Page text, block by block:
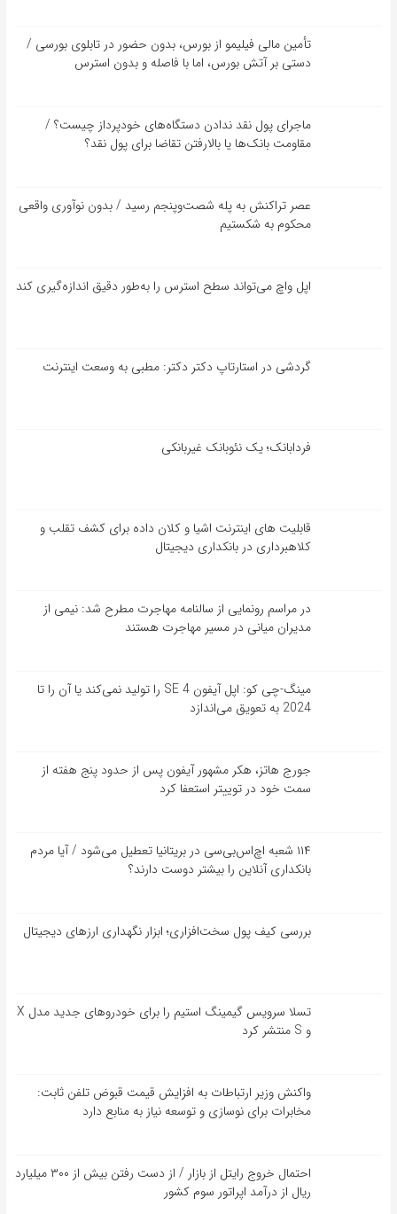
تأمین مالی فیلیمو از بورس، بدون حضور در تابلوی بورسی /
دستی بر آتش بورس، اما با فاصله و بدون استرس
ماجرای پول نقد ندادن دستگاه‌های خودپرداز چیست؟ /
مقاومت بانک‌ها یا بالارفتن تقاضا برای پول نقد؟
عصر تراکنش به پله شصت‌وپنجم رسید / بدون نوآوری واقعی
محکوم به شکستیم
اپل واچ می‌تواند سطح استرس را به‌طور دقیق اندازه‌گیری کند
گردشی در استارتاپ دکتر دکتر: مطبی به وسعت اینترنت
فردابانک؛ یک نئوبانک غیربانکی
قابلیت ‏های اینترنت اشیا و کلان‏ داده برای کشف تقلب و
کلاهبرداری در بانکداری دیجیتال
در مراسم رونمایی از سالنامه مهاجرت مطرح شد: نیمی از
مدیران میانی در مسیر مهاجرت هستند
مینگ-چی کو: اپل آیفون SE 4 را تولید نمی‌کند یا آن را تا
2024 به تعویق می‌اندازد
جورج هاتز، هکر مشهور آیفون پس از حدود پنج هفته از
سمت خود در توییتر استعفا کرد
۱۱۴ شعبه اچ‌اس‌بی‌سی در بریتانیا تعطیل می‌شود / آیا مردم
بانکداری آنلاین را بیشتر دوست دارند؟
بررسی کیف‌ پول سخت‌افزاری؛ ابزار نگهداری ارزهای دیجیتال
تسلا سرویس گیمینگ استیم را برای خودروهای جدید مدل X
و S منتشر کرد
واکنش وزیر ارتباطات به افزایش قیمت قبوض تلفن ثابت:
مخابرات برای نوسازی و توسعه نیاز به منابع دارد
احتمال خروج رایتل از بازار / از دست رفتن بیش از ۳۰۰ میلیارد
ریال از درآمد اپراتور سوم کشور